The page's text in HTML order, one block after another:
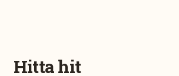
Hitta hit